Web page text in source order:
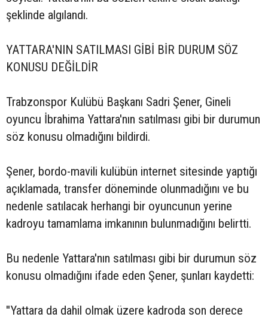
şeklinde algılandı.
YATTARA'NIN SATILMASI GİBİ BİR DURUM SÖZ
KONUSU DEĞİLDİR
Trabzonspor Kulübü Başkanı Sadri Şener, Gineli
oyuncu İbrahima Yattara'nın satılması gibi bir durumun
söz konusu olmadığını bildirdi.
Şener, bordo-mavili kulübün internet sitesinde yaptığı
açıklamada, transfer döneminde olunmadığını ve bu
nedenle satılacak herhangi bir oyuncunun yerine
kadroyu tamamlama imkanının bulunmadığını belirtti.
Bu nedenle Yattara'nın satılması gibi bir durumun söz
konusu olmadığını ifade eden Şener, şunları kaydetti:
''Yattara da dahil olmak üzere kadroda son derece